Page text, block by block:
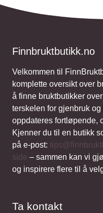
Finnbruktbutikk.no
Velkommen til
komplette oversikt over
å finne bruktbutikker
terskelen for gjenbruk
oppdateres fortløpende,
Kjenner du til en butikk
på e-post:
side – sammen kan vi
og inspirere flere til å
Ta kontakt